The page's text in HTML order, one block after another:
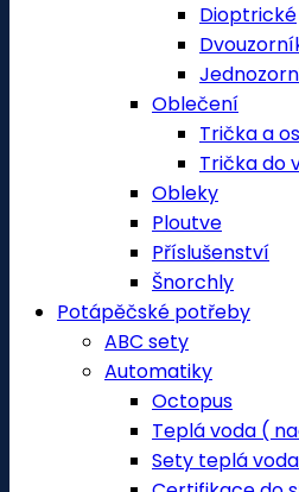
Dioptrické
Oblečení
Trička a
Trička do
Obleky
Ploutve
Příslušenství
Šnorchly
Potápěčské potřeby
ABC sety
Automatiky
Octopus
Teplá voda (
Sety teplá